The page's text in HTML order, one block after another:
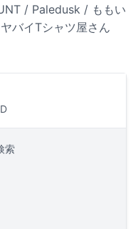
/ Paledusk / ももい
バイTシャツ屋さん
索